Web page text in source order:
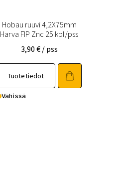
Hobau ruuvi 4,2X75mm
Harva FIP Znc 25 kpl/pss
3,90 € / pss
Tuotetiedot
Vähissä